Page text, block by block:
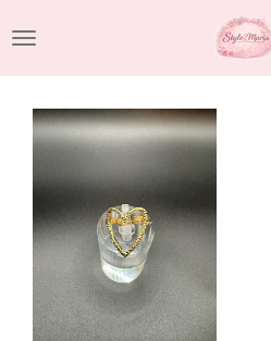
direct
naar
hoofdinhoud